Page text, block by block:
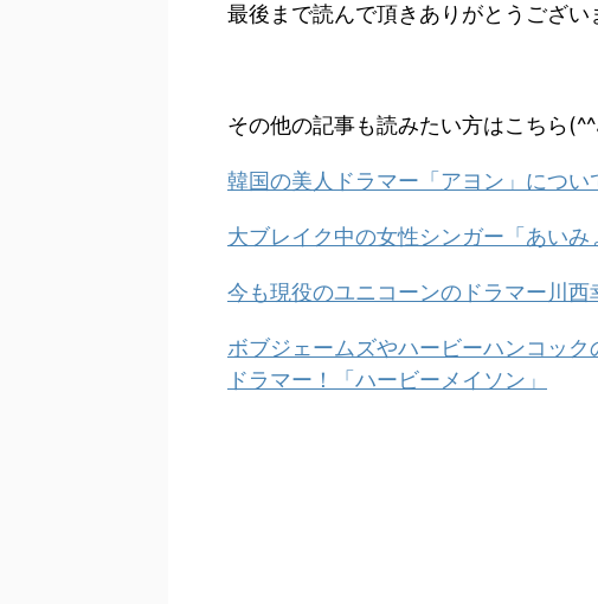
最後まで読んで頂きありがとうござい
その他の記事も読みたい方はこちら
韓国の美人ドラマー「アヨン」につ
大ブレイク中の女性シンガー「あいみ
今も現役のユニコーンのドラマー川
ボブジェームズやハービーハンコッ
ドラマー！「ハービーメイソン」